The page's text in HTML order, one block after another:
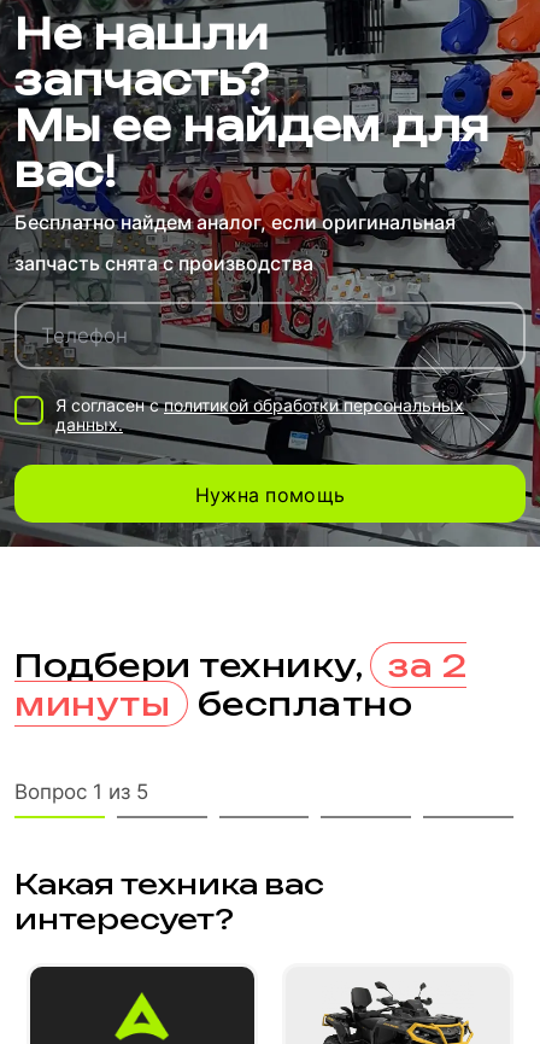
Не нашли
запчасть?
Мы ее найдем для
вас!
Бесплатно найдем аналог, если оригинальная
запчасть снята с производства
Я согласен сполитикой обработки персональных
данных.
Нужна помощь
Подбери технику,
за 2
минуты
бесплатно
Вопрос 1 из 5
Какая техника вас
интересует?